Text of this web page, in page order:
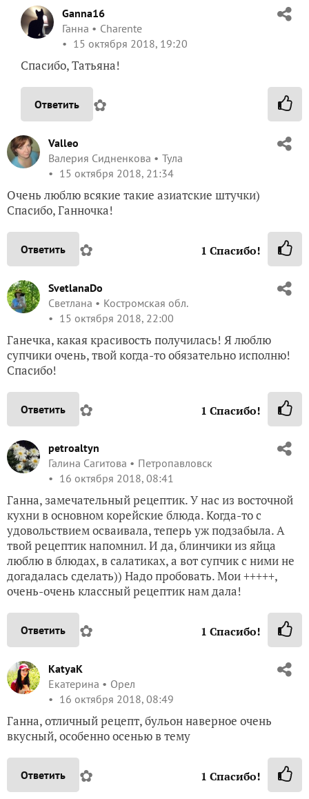
Ganna16
Ганна
Charente
15 октября 2018, 19:20
Спасибо, Татьяна!
Ответить ✿
Valleo
Валерия Сидненкова
Тула
15 октября 2018, 21:34
Очень люблю всякие такие азиатские штучки)
Спасибо, Ганночка!
Ответить ✿ 1 Спасибо!
SvetlanaDo
Светлана
Костромская обл.
15 октября 2018, 22:00
Ганечка, какая красивость получилась! Я люблю
супчики очень, твой когда-то обязательно исполню!
Спасибо!
Ответить ✿ 1 Спасибо!
petroaltyn
Галина Сагитова
Петропавловск
16 октября 2018, 08:41
Ганна, замечательный рецептик. У нас из восточной
кухни в основном корейские блюда. Когда-то с
удовольствием осваивала, теперь уж подзабыла. А
твой рецептик напомнил. И да, блинчики из яйца
люблю в блюдах, в салатиках, а вот супчик с ними не
догадалась сделать)) Надо пробовать. Мои +++++,
очень-очень классный рецептик нам дала!
Ответить ✿ 1 Спасибо!
KatyaK
Екатерина
Орел
16 октября 2018, 08:49
Ганна, отличный рецепт, бульон наверное очень
вкусный, особенно осенью в тему
Ответить ✿ 1 Спасибо!